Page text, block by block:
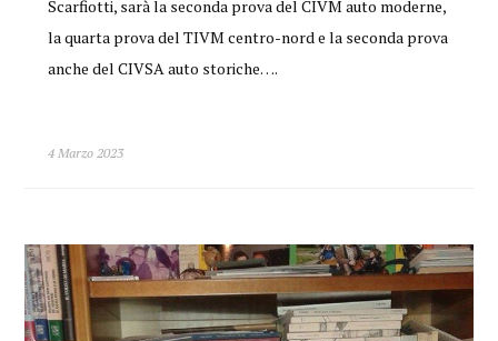
Scarfiotti, sarà la seconda prova del CIVM auto moderne,
la quarta prova del TIVM centro-nord e la seconda prova
anche del CIVSA auto storiche….
4 Marzo 2023